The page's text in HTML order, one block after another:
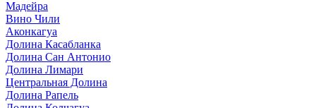
Мадейра
Вино Чили
Аконкагуа
Долина Касабланка
Долина Сан Антонио
Долина Лимари
Центральная Долина
Долина Рапель